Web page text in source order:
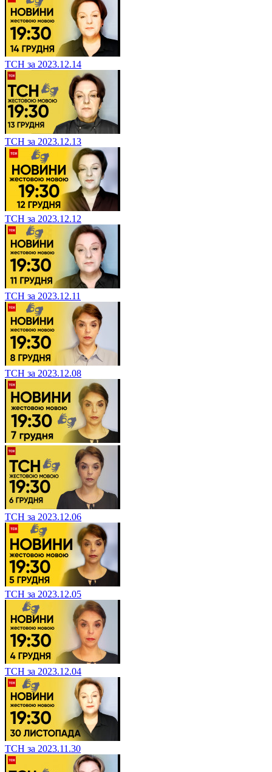
ТСН за 2023.12.14
ТСН за 2023.12.13
ТСН за 2023.12.12
ТСН за 2023.12.11
ТСН за 2023.12.08
ТСН за 2023.12.06
ТСН за 2023.12.05
ТСН за 2023.12.04
ТСН за 2023.11.30